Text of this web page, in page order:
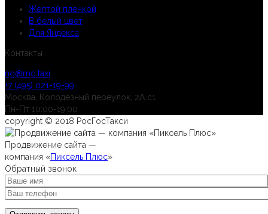
Желтой пленкой
В белый цвет
Для Яндекса
Контакты
ng@mg.taxi
+7 (495) 021-19-99
Москва, Колодезный переулок, 2А с1
Пн-Пт 10:00-19:00
copyright © 2018 РосГосТакси
Продвижение сайта —
компания «Пиксель Плюс»
Обратный звонок